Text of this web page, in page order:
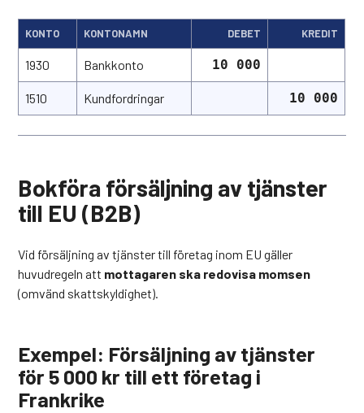
KONTO KONTONAMN DEBET KREDIT
1930 Bankkonto 10 000
1510 Kundfordringar 10 000
Bokföra försäljning av tjänster
till EU (B2B)
Vid försäljning av tjänster till företag inom EU gäller
huvudregeln att mottagaren ska redovisa momsen
(omvänd skattskyldighet).
Exempel: Försäljning av tjänster
för 5 000 kr till ett företag i
Frankrike